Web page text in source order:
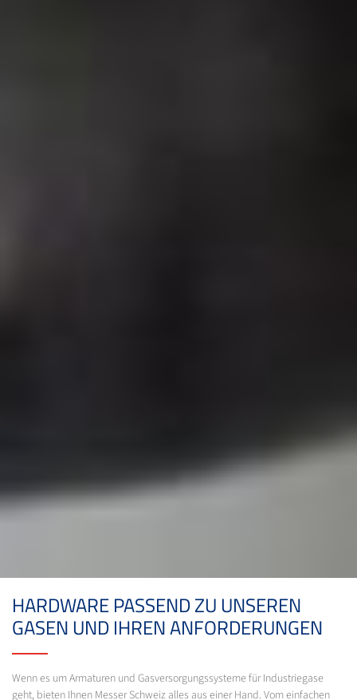
HARDWARE PASSEND ZU UNSEREN
GASEN UND IHREN ANFORDERUNGEN
Wenn es um Armaturen und Gasversorgungssysteme für Industriegase
geht, bieten Ihnen Messer Schweiz alles aus einer Hand. Vom einfachen